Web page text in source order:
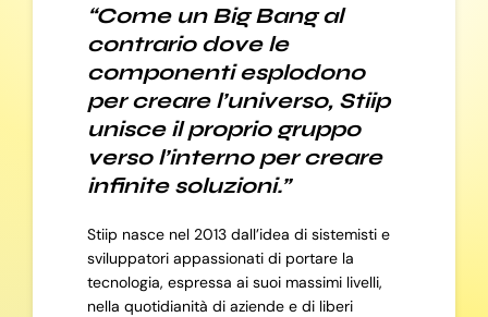
“Come un Big Bang al
contrario dove le
componenti esplodono
per creare l’universo, Stiip
unisce il proprio gruppo
verso l’interno per creare
infinite soluzioni.”
Stiip nasce nel 2013 dall’idea di sistemisti e
sviluppatori appassionati di portare la
tecnologia, espressa ai suoi massimi livelli,
nella quotidianità di aziende e di liberi